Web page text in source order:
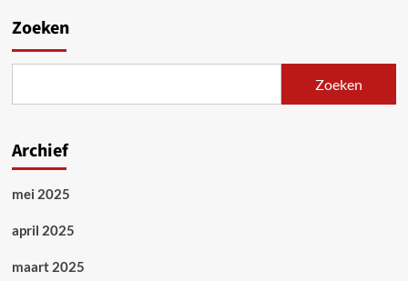
Zoeken
Zoeken
Archief
mei 2025
april 2025
maart 2025